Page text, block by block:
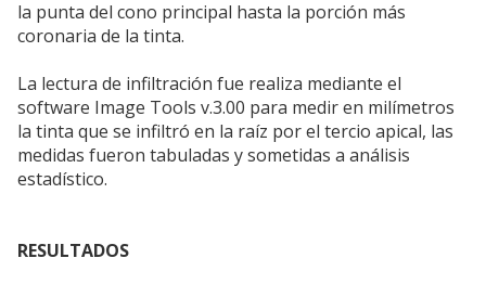
la punta del cono principal hasta la porción más
coronaria de la tinta.
La lectura de infiltración fue realiza mediante el
software Image Tools v.3.00 para medir en milímetros
la tinta que se infiltró en la raíz por el tercio apical, las
medidas fueron tabuladas y sometidas a análisis
estadístico.
RESULTADOS